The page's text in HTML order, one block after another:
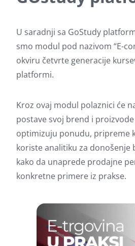
U saradnji sa GoStudy
smo modul pod nazivom “E-
okviru četvrte generacije
platformi.
Kroz ovaj modul polaznici će
postave svoj brend i
optimizuju ponudu, pripreme
koriste analitiku za donošenje
kako da unaprede prodajne
konkretne primere iz prakse.